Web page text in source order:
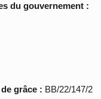
du gouvernement :
grâce : BB/22/147/2